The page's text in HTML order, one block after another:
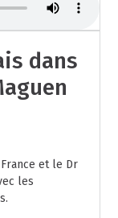
dans
et le Dr
les